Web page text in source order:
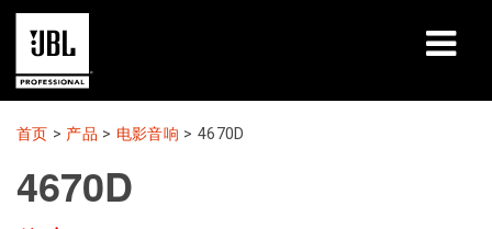
产品
案例研究
首页 > 产品 > 电影音响 > 4670D
4670D